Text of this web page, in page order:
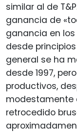
similar al de
ganancia de
ganancia en
desde
general se ha
desde 1997,
productivos,
modestamente
retrocedido